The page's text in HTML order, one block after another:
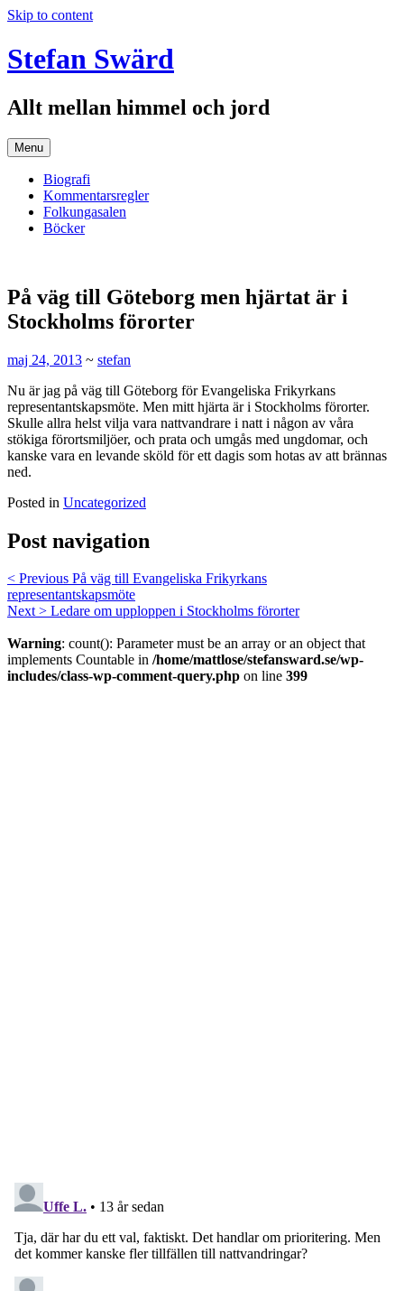
Skip to content
Stefan Swärd
Allt mellan himmel och jord
Menu
Biografi
Kommentarsregler
Folkungasalen
Böcker
På väg till Göteborg men hjärtat är i
Stockholms förorter
maj 24, 2013 ~ stefan
Nu är jag på väg till Göteborg för Evangeliska Frikyrkans
representantskapsmöte. Men mitt hjärta är i Stockholms förorter.
Skulle allra helst vilja vara nattvandrare i natt i någon av våra
stökiga förortsmiljöer, och prata och umgås med ungdomar, och
kanske vara en levande sköld för ett dagis som hotas av att brännas
ned.
Posted in Uncategorized
Post navigation
< Previous På väg till Evangeliska Frikyrkans
representantskapsmöte
Next > Ledare om upploppen i Stockholms förorter
Warning: count(): Parameter must be an array or an object that
implements Countable in /home/mattlose/stefansward.se/wp-
includes/class-wp-comment-query.php on line 399